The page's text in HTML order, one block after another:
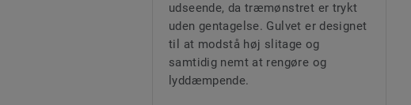
udseende, da træmønstret er trykt
uden gentagelse. Gulvet er designet
til at modstå høj slitage og
samtidig nemt at rengøre og
lyddæmpende.